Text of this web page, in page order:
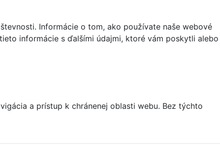
Informácie o tom, ako používate naše webové
informácie s ďalšími údajmi, ktoré vám poskytli alebo
a prístup k chránenej oblasti webu. Bez týchto